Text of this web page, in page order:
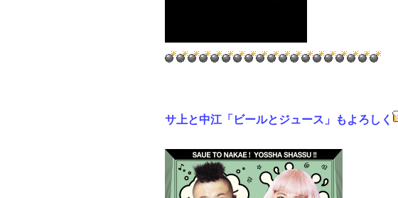
サ上と中江「ビールとジュース」もよろしく